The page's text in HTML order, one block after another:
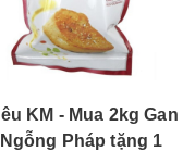
KM - Mua 2kg Gan
Ngỗng Pháp tặng 1kg